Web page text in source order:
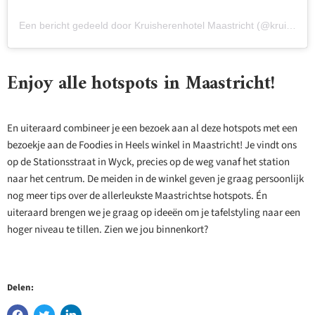
Enjoy alle hotspots in Maastricht!
En uiteraard combineer je een bezoek aan al deze hotspots met een
bezoekje aan de Foodies in Heels winkel in Maastricht! Je vindt ons
op de Stationsstraat in Wyck, precies op de weg vanaf het station
naar het centrum. De meiden in de winkel geven je graag persoonlijk
nog meer tips over de allerleukste Maastrichtse hotspots. Én
uiteraard brengen we je graag op ideeën om je tafelstyling naar een
hoger niveau te tillen. Zien we jou binnenkort?
Delen: